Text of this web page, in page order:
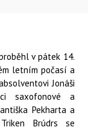
v pátek 14.
letním počasí a
Jonáši
saxofonové a
Pekharta a
Brúdrs se